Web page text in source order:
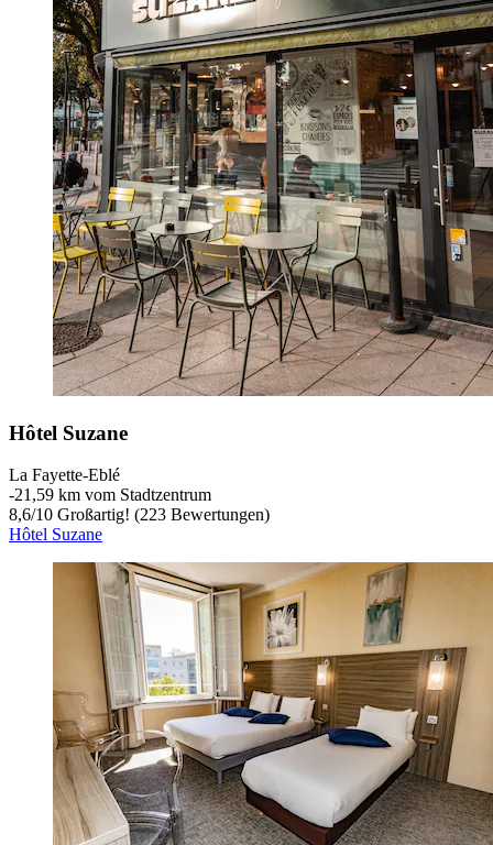
Hôtel Suzane
La Fayette-Eblé
‐21,59 km vom Stadtzentrum
8,6/10 Großartig! (223 Bewertungen)
Hôtel Suzane